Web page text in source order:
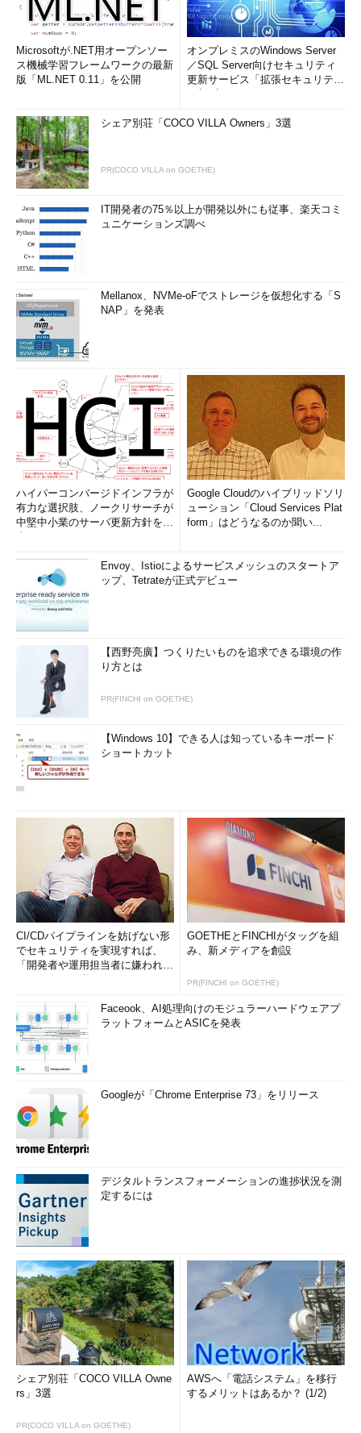
Microsoftが.NET用オープンソー
ス機械学習フレームワークの最新
版「ML.NET 0.11」を公開
オンプレミスのWindows Server
／SQL Server向けセキュリティ
更新サービス「拡張セキュリティ
シェア別荘「COCO VILLA Owners」3選
PR(COCO VILLA on GOETHE)
IT開発者の75％以上が開発以外にも従事、楽天コミ
ュニケーションズ調べ
Mellanox、NVMe-oFでストレージを仮想化する「S
NAP」を発表
ハイパーコンバージドインフラが
有力な選択肢、ノークリサーチが
中堅中小業のサーバ更新方針を調
Google Cloudのハイブリッドソリ
ューション「Cloud Services Plat
form」はどうなるのか聞い...
Envoy、Istioによるサービスメッシュのスタートア
ップ、Tetrateが正式デビュー
【西野亮廣】つくりたいものを追求できる環境の作
り方とは
PR(FINCHI on GOETHE)
【Windows 10】できる人は知っているキーボード
ショートカット
CI/CDパイプラインを妨げない形
でセキュリティを実現すれば、
「開発者や運用担当者に嫌われな
GOETHEとFINCHIがタッグを組
み、新メディアを創設
PR(FINCHI on GOETHE)
Faceook、AI処理向けのモジュラーハードウェアプ
ラットフォームとASICを発表
Googleが「Chrome Enterprise 73」をリリース
デジタルトランスフォーメーションの進捗状況を測
定するには
シェア別荘「COCO VILLA Owne
rs」3選
PR(COCO VILLA on GOETHE)
AWSへ「電話システム」を移行
するメリットはあるか？ (1/2)